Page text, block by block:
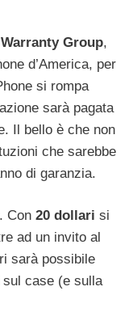
Warranty Group,
d’America, per
si rompa
sarà pagata
Il bello è che non
che sarebbe
di garanzia.
Con 20 dollari si
ad un invito al
sarà possibile
case (e sulla